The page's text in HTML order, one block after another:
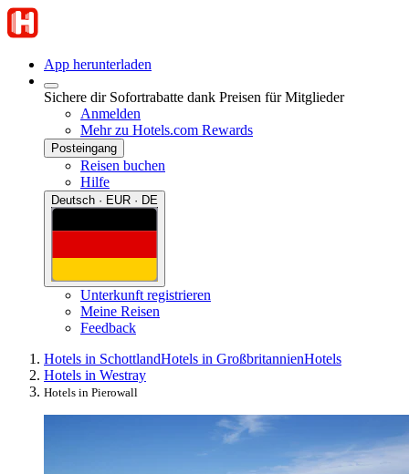
App herunterladen
Sichere dir Sofortrabatte dank Preisen für Mitglieder
Anmelden
Mehr zu Hotels.com Rewards
Posteingang
Reisen buchen
Hilfe
Deutsch · EUR · DE
Unterkunft registrieren
Meine Reisen
Feedback
Hotels in SchottlandHotels in GroßbritannienHotels
Hotels in Westray
Hotels in Pierowall